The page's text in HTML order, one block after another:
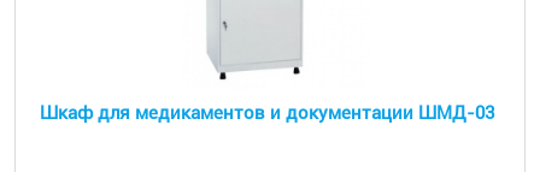
Шкаф для медикаментов и документации ШМД-03